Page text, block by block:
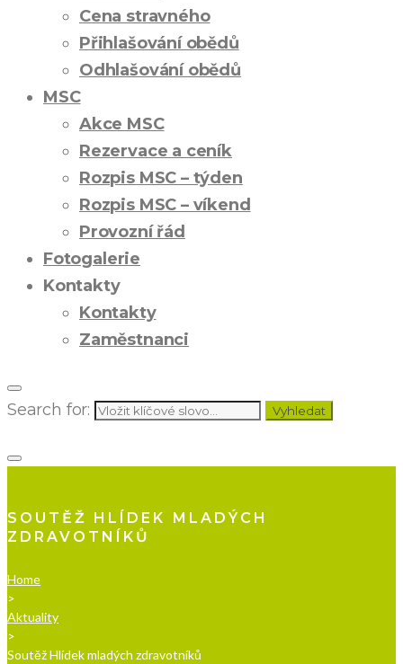
Cena stravného
Přihlašování obědů
Odhlašování obědů
MSC
Akce MSC
Rezervace a ceník
Rozpis MSC – týden
Rozpis MSC – víkend
Provozní řád
Fotogalerie
Kontakty
Kontakty
Zaměstnanci
Search for: Vyhledat
SOUTĚŽ HLÍDEK MLADÝCH
ZDRAVOTNÍKŮ
Home
>
Aktuality
>
Soutěž Hlídek mladých zdravotníků